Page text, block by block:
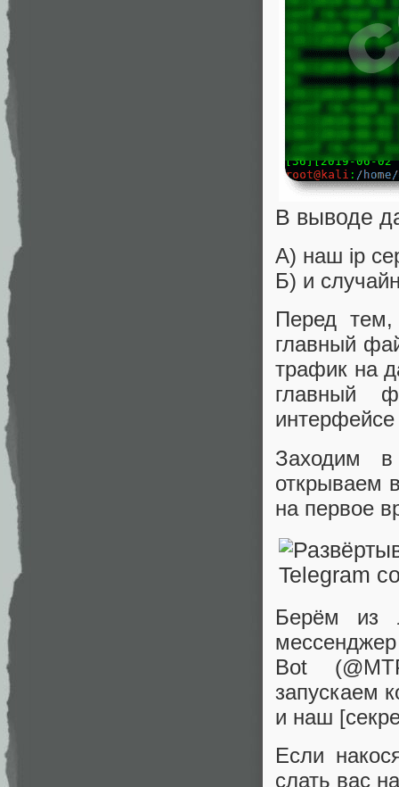
В выводе
А) наш ip
Б) и
Перед тем,
главный
трафик на
главный
Заходим
открываем
на первое
Берём из
Bot
запускаем
и наш
Если
слать вас